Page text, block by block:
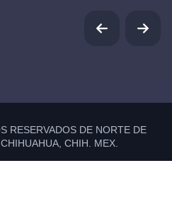
RESERVADOS DE NORTE DE
CHIH. MEX.